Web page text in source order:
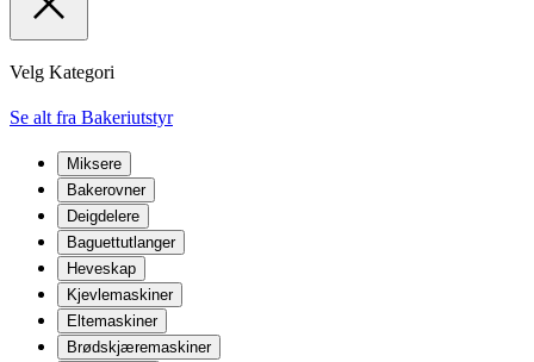
Velg Kategori
Se alt fra Bakeriutstyr
Miksere
Bakerovner
Deigdelere
Baguettutlanger
Heveskap
Kjevlemaskiner
Eltemaskiner
Brødskjæremaskiner